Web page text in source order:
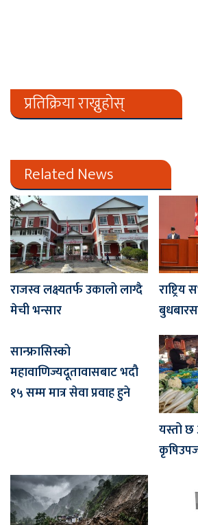
प्रतिक्रिया राख्नुहोस्
Related News
राजस्व लक्ष्यतर्फ उकालो लाग्दै
मेची भन्सार
सान्फ्रासिस्को
महावाणिज्यदूतावासबाट भदौ
१५ सम्म मात्र सेवा प्रवाह हुने
यस्तो